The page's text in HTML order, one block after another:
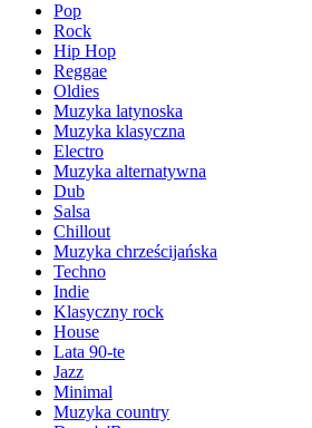
Pop
Rock
Hip Hop
Reggae
Oldies
Muzyka latynoska
Muzyka klasyczna
Electro
Muzyka alternatywna
Dub
Salsa
Chillout
Muzyka chrześcijańska
Techno
Indie
Klasyczny rock
House
Lata 90-te
Jazz
Minimal
Muzyka country